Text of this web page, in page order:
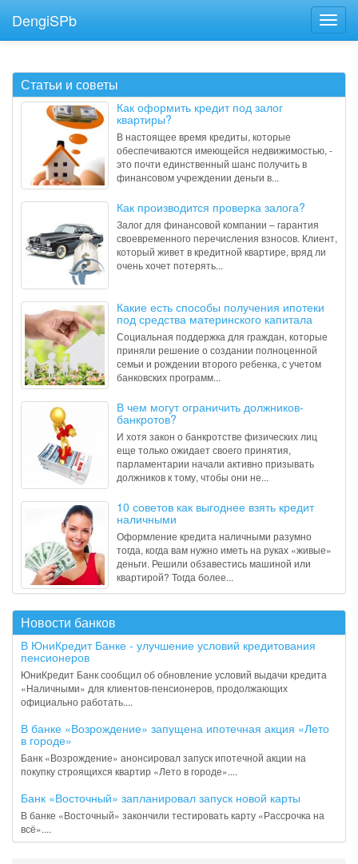
DengiSPb
Статьи и советы
Как оформить кредит под залог
квартиры?
В настоящее время кредиты, которые
обеспечиваются имеющейся недвижимостью, -
это почти единственный шанс получить в
финансовом учреждении деньги в...
Как производится проверка залога?
Залог для финансовой компании – гарантия
своевременного перечисления взносов. Клиент,
который живет в кредитной квартире, вряд ли
очень хочет потерять...
Какие есть способы получения ипотеки
под средства материнского капитала
Социальная поддержка для граждан, которые
приняли решение о создании полноценной
семьи и рождении второго ребенка, с учетом
банковских программ...
В чем могут ограничить должников-
банкротов?
И хотя закон о банкротстве физических лиц
еще только ожидает своего принятия,
парламентарии начали активно призывать
должников к тому, чтобы они не...
10 советов как выгоднее взять кредит
наличными
Оформление кредита наличными разумно
тогда, когда вам нужно иметь на руках «живые»
деньги. Решили обзавестись машиной или
квартирой? Тогда более...
Новости банков
В ЮниКредит Банке - улучшение условий кредитования
пенсионеров
ЮниКредит Банк сообщил об обновление условий выдачи кредита
«Наличными» для клиентов-пенсионеров, продолжающих
официально работать....
В банке «Возрождение» запущена ипотечная акция «Лето
в городе»
Банк «Возрождение» анонсировал запуск ипотечной акции на
покупку строящихся квартир «Лето в городе»....
Банк «Восточный» запланировал запуск новой карты
В банке «Восточный» закончили тестировать карту «Рассрочка на
всё»....